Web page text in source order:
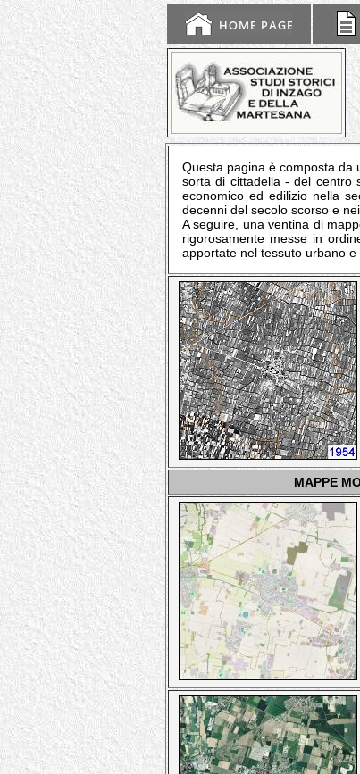
Questa pagina è composta da
sorta di cittadella - del centro
economico ed edilizio nella
decenni del secolo scorso e
A seguire, una ventina di
rigorosamente messe in
apportate nel tessuto urbano
MAPPE